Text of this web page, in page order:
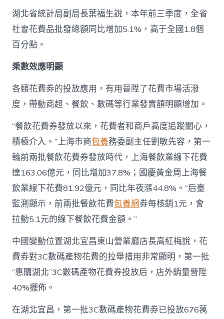
湖北省統計局副局長葉福生說，本年前三季度，全省
社會花費品批發總額同比增加5.1%，高于全國1.8個
百分點。
乘數效應明顯
各類花費券的投放應用，有用晉陞了花費市場活潑
度，帶動商超、餐飲、數碼等行業發賣額明顯增加。
“餐飲花費券發放以來，花費者和商戶高度追蹤關心，
積極介入。”上海市商包養務委副主任劉敏先容，第一
輪前兩批餐飲花費券發放時代，上海餐飲業線下花費
達163.06億元，同比增加37.8%；國慶黃金周上海餐
飲業線下花費81.92億元，同比年夜漲44.8%。“后臺
監測顯示，前兩批餐飲花費包養網券每核銷1元，會
拉動5.1元的線下餐飲花費金額。”
中國變動位置湖北宜昌東山營業廳店長高紅梅說，花
費券對3C數碼產物花費的拉舉措用非常顯明，第一批
“惠購湖北”3C數碼產物花費券投放后，店外銷量晉陞
40%擺佈。
在湖北宜昌，第一批3C數碼產物花費券已投放676萬